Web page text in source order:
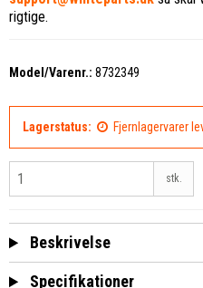
rigtige.
Model/Varenr.: 8732349
Lagerstatus: Fjernlagervarer
stk.
Beskrivelse
Specifikationer